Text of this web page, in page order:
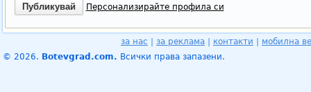
Персонализирайте профила си
за нас за реклама контакти
мобилна
© 2026. Botevgrad.com. Всички права запазени.